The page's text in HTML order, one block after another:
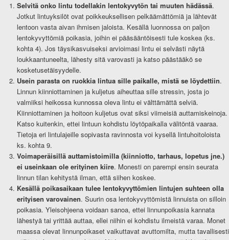
Selvitä onko lintu todellakin lentokyvytön tai muuten hädässä.
Jotkut lintuyksilöt ovat poikkeuksellisen pelkäämättömiä ja lähtevät
lentoon vasta aivan ihmisen jaloista. Kesällä luonnossa on paljon
lentokyvyttömiä poikasia, joihin ei pääsääntöisesti tule koskea (ks.
kohta 4). Jos täysikasvuiseksi arvioimasi lintu ei selvästi näytä
loukkaantuneelta, lähesty sitä varovasti ja katso päästääkö se
kosketusetäisyydelle.
Usein parasta on ruokkia lintua sille paikalle, mistä se löydettiin.
Linnun kiinniottaminen ja kuljetus aiheuttaa sille stressin, josta jo
valmiiksi heikossa kunnossa oleva lintu ei välttämättä selviä.
Kiinniottaminen ja hoitoon kuljetus ovat siksi viimeisiä auttamiskeinoja.
Katso kuitenkin, ettei lintuun kohdistu löytöpaikalla välitöntä vaaraa.
Tietoja eri lintulajeille sopivasta ravinnosta voi kysellä lintuhoitoloista
ks. kohta 9.
Voimaperäisillä auttamistoimilla (kiinniotto, tarhaus, lopetus jne.)
ei useinkaan ole erityinen kiire. Monesti on parempi ensin seurata
linnun tilan kehitystä ilman, että siihen koskee.
Kesällä poikasaikaan tulee lentokyvyttömien lintujen suhteen olla
erityisen varovainen. Suurin osa lentokyvyttömistä linnuista on silloin
poikasia. Yleisohjeena voidaan sanoa, ettei linnunpoikasia kannata
lähestyä tai yrittää auttaa, ellei niihin ei kohdistu ilmeistä varaa. Monet
maassa olevat linnunpoikaset vaikuttavat avuttomilta, mutta tavallisesti